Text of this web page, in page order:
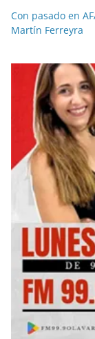
Con pasado en
Martín Ferreyra